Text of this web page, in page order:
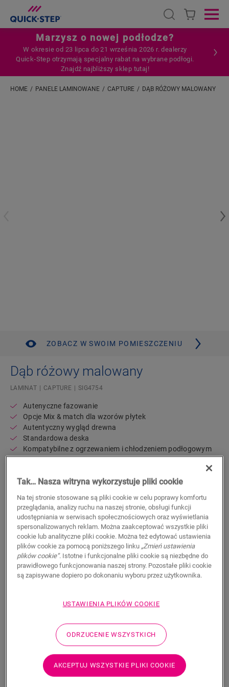
Open search
Marzysz o nowej podłodze?
W okresie od 23 lipca do 21 września 2026 r. dealerzy
Quick‑Step otrzymają specjalny rabat na wybrane podłogi.
Znajdź najbliższy sklep tutaj!
HOME PANELE LAMINOWANE CAPTURE DĄB RÓŻOWY MALOWANY
ZOBACZ W SWOIM POMIESZCZENIU
Dąb różowy malowany
LAMINAT CAPTURE SIG4754
Autenyczne fazowanie
Opcje Mix & match dla wzorów płytek
Autentyczny wygląd drewna
Standardowa deska
Kompatybilne z ogrzewaniem i chłodzeniem podłogowym
Dożywotnia gwarancja na zastosowania mieszkalne
Wodoodporne
159,95 PLN/m²
Sugerowana cena brutto
Znajdź dealera w swoim regionie
Chcesz zobaczyć tę podłogę na żywo? Nadal nurtują
Cię jakieś pytania? Nie ma problemu! Zawsze możesz
znaleźć dealera w swoim pobliżu.
WYSZUKAJ
Tak… Nasza witryna wykorzystuje pliki cookie
Na tej stronie stosowane są pliki cookie w celu poprawy komfortu
przeglądania, analizy ruchu na naszej stronie, obsługi funkcji
udostępniania w serwisach społecznościowych oraz wyświetlania
spersonalizowanych reklam. Można zaakceptować wszystkie pliki
cookie lub analityczne pliki cookie. Można też edytować ustawienia
plików cookie za pomocą poniższego linku „Zmień ustawienia
plików cookie”. Istotne i funkcjonalne pliki cookie są niezbędne do
prawidłowego funkcjonowania naszej strony. Pozostałe pliki cookie
są zapisywane dopiero po dokonaniu wyboru przez użytkownika.
USTAWIENIA PLIKÓW COOKIE
ODRZUCENIE WSZYSTKICH
AKCEPTUJ WSZYSTKIE PLIKI COOKIE